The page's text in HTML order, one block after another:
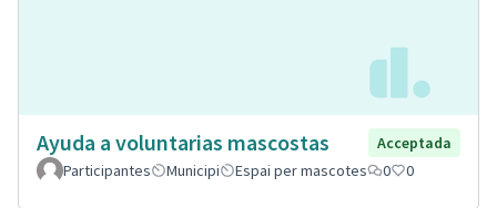
Ayuda a voluntarias mascostas
Acceptada
Participantes
Municipi Espai per mascotes 0 0